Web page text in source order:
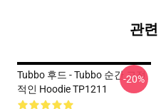
관
Tubbo 후드 - Tubbo 순간 고전
적인 Hoodie TP1211
-20%